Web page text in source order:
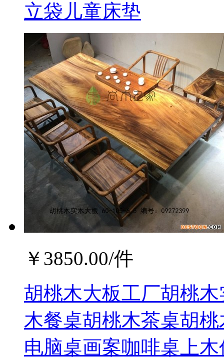
立袋儿童床垫
￥ 3850.00/件
胡桃木大板工厂胡桃
木餐桌胡桃木茶桌胡
电脑桌画案咖啡桌上木